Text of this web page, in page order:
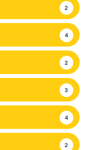
2
4
2
3
4
2